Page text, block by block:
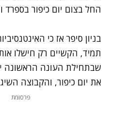
החל בצום יום כיפור
בניון סיפר אז כי
תמיד, הקשיים רק חישלו
שבתחילת העונה הראשונה
את יום כיפור, והקבוצה
פרסומת